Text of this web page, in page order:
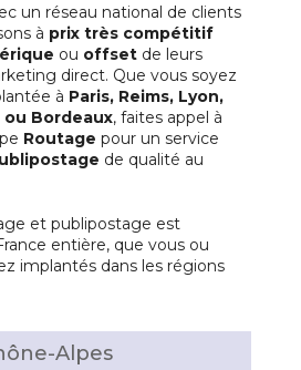
un réseau national de clients
à prix très compétitif
ou offsetde leurs
direct. Que vous soyez
à Paris, Reims, Lyon,
ou Bordeaux, faites appel à
Routage pour un service
de qualité au
et publipostage est
entière, que vous ou
implantés dans les régions
Alpes